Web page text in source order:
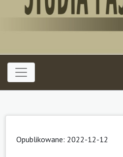
Opublikowane: 2022-12-12